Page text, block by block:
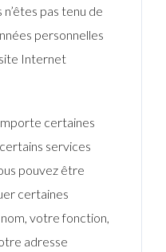
pas tenu de
personnelles
Internet
certaines
services
pouvez être
certaines
votre fonction,
adresse